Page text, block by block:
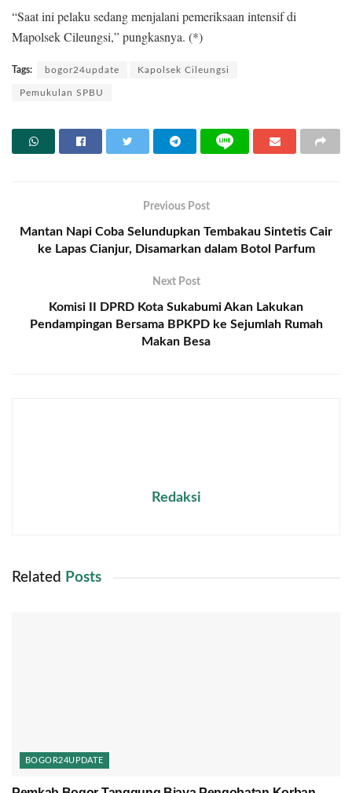
“Saat ini pelaku sedang menjalani pemeriksaan intensif di
Mapolsek Cileungsi,” pungkasnya. (*)
Tags: bogor24update Kapolsek Cileungsi
Pemukulan SPBU
Previous Post
Mantan Napi Coba Selundupkan Tembakau Sintetis Cair
ke Lapas Cianjur, Disamarkan dalam Botol Parfum
Next Post
Komisi II DPRD Kota Sukabumi Akan Lakukan
Pendampingan Bersama BPKPD ke Sejumlah Rumah
Makan Besa
Redaksi
Related Posts
BOGOR24UPDATE